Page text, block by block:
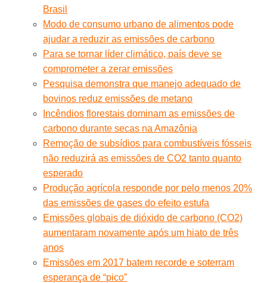
Brasil
Modo de consumo urbano de alimentos pode
ajudar a reduzir as emissões de carbono
Para se tornar líder climático, país deve se
comprometer a zerar emissões
Pesquisa demonstra que manejo adequado de
bovinos reduz emissões de metano
Incêndios florestais dominam as emissões de
carbono durante secas na Amazônia
Remoção de subsídios para combustíveis fósseis
não reduzirá as emissões de CO2 tanto quanto
esperado
Produção agrícola responde por pelo menos 20%
das emissões de gases do efeito estufa
Emissões globais de dióxido de carbono (CO2)
aumentaram novamente após um hiato de três
anos
Emissões em 2017 batem recorde e soterram
esperança de “pico”